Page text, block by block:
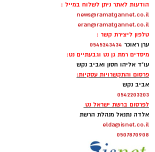
"שיר אהבה פוליטי" – חנן יובל
משעשעת עם מסר רלוונטי
זוגיות ופוליטיקה אולי נשמעות כמו
שכדאי להרחיק זה מזה, אבל יהונתן
אחרת. ב"שיר אהבה פוליטי", בביצוע
מערכת היחסים מקבלת טיפול דרך
והמשרדים הממשלתיים. התוצאה
ובעיקר מזכירה לנו שלפעמים גם
להרגיש כמו קואליציה – עם לא מעט
בדרך.
הודעות לאתר ניתן לשלוח במייל :
news@ramatgannet.co.il
eran@ramatgannet.co.il
טלפון ליצירת קשר :
ערן ראוכר 0545243434
מיסדים רמת גן נט וגבעתיים נט:
עו"ד אליהו חסון ואביב נקש
פרסום והתקשרויות עסקיות:
אביב נקש
0542203203
לפרסום ברשת ישראל נט
אלדה נתנאל מנהלת הרשת
elda@isnet.co.il
0507870908